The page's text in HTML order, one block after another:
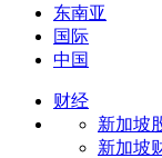
东南亚
国际
中国
财经
新加坡
新加坡